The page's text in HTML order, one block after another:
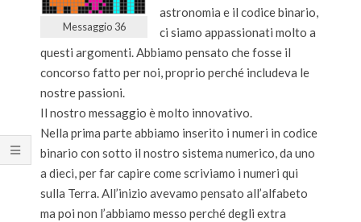
Messaggio 36
astronomia e il codice binario,
ci siamo appassionati molto a
questi argomenti. Abbiamo pensato che fosse il
concorso fatto per noi, proprio perché includeva le
nostre passioni.
Il nostro messaggio è molto innovativo.
Nella prima parte abbiamo inserito i numeri in codice
binario con sotto il nostro sistema numerico, da uno
a dieci, per far capire come scriviamo i numeri qui
sulla Terra. All’inizio avevamo pensato all’alfabeto
ma poi non l’abbiamo messo perché degli extra